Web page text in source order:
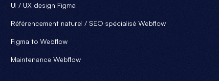
UI / UX design Figma
Référencement naturel / SEO spécialisé Webflow
Figma to Webflow
Maintenance Webflow